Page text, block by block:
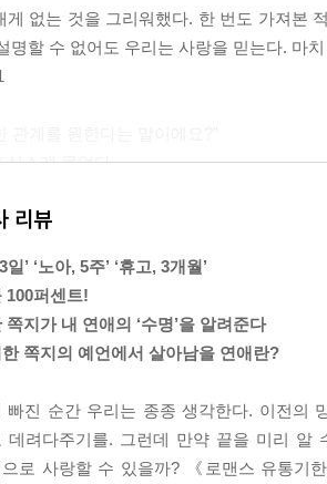
게 없는 것을 그리워했다. 한 번도 가져본
명할 수 없어도 우리는 사랑을 믿는다. 마
심스레 물었다.
건 아니에요. ‘가벼움’의 반대가 ‘진지함’은
물었다.
가 나를 바라봤다. 엷은 갈색 눈동자가 난
움’의 반대는 ‘깊이’예요.
미 내가 휴고에게 너무 깊이 빠져 있다는
냉정하게 말했을 것이다. 이런 남자들은
는 감정이 특별하다고 착각하면 안 돼.
리뷰
일’ ‘노아, 5주’ ‘휴고, 3개월’
100퍼센트!
쪽지가 내 연애의 ‘수명’을 알려준다
쪽지의 예언에서 살아남을 연애란?
빠진 순간 우리는 종종 생각한다. 이전의
데려다주기를. 그런데 만약 끝을 미리 알
으로 사랑할 수 있을까? 《로맨스 유통기